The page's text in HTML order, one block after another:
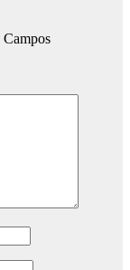
Campos